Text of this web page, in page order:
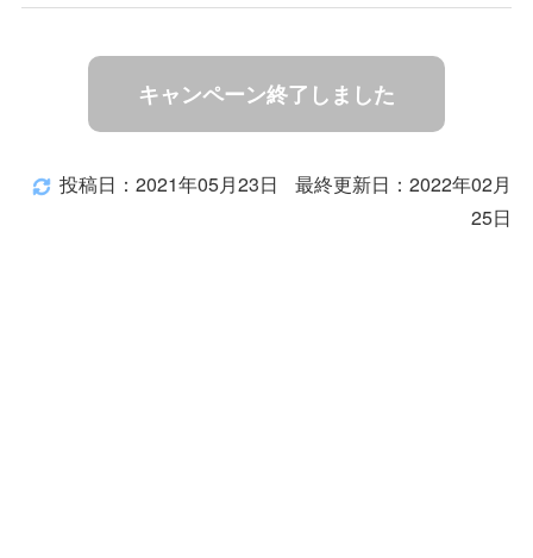
キャンペーン終了しました
投稿日：2021年05月23日
最終更新日：2022年02月
25日